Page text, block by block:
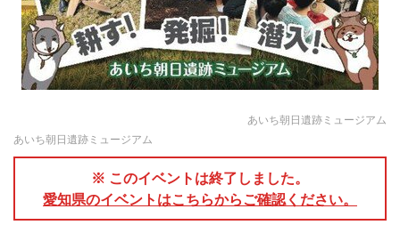
あいち朝日遺跡ミュージアム
あいち朝日遺跡ミュージアム
※ このイベントは終了しました。
愛知県のイベントはこちらからご確認ください。